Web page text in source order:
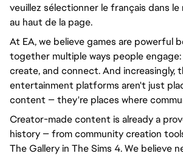
veuillez sélectionner le français dans le
au haut de la page.
At EA, we believe games are powerful
together multiple ways people engage:
create, and connect. And increasingly,
entertainment platforms aren't just
content — they're places where
Creator-made content is already a
history — from community creation
The Gallery in The Sims 4. We believe